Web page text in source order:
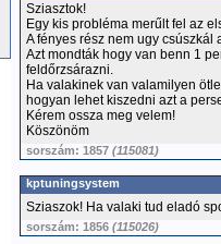
Sziasztok!
Egy kis probléma merűlt fel az
A fényes rész nem ugy
Azt mondták hogy van benn 1
feldőrzsárazni.
Ha valakinek van valamilyen
hogyan lehet kiszedni azt a
Kérem ossza meg velem!
Köszönöm
sorszám: 1857 (115081)
kptuningsystem
Sziaszok! Ha valaki tud eladó
sorszám: 1856 (115026)